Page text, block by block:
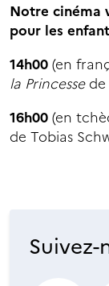
Notre cinéma
pour les
14h00(en
la Princessede
16h00(en
de Tobias
Suivez-